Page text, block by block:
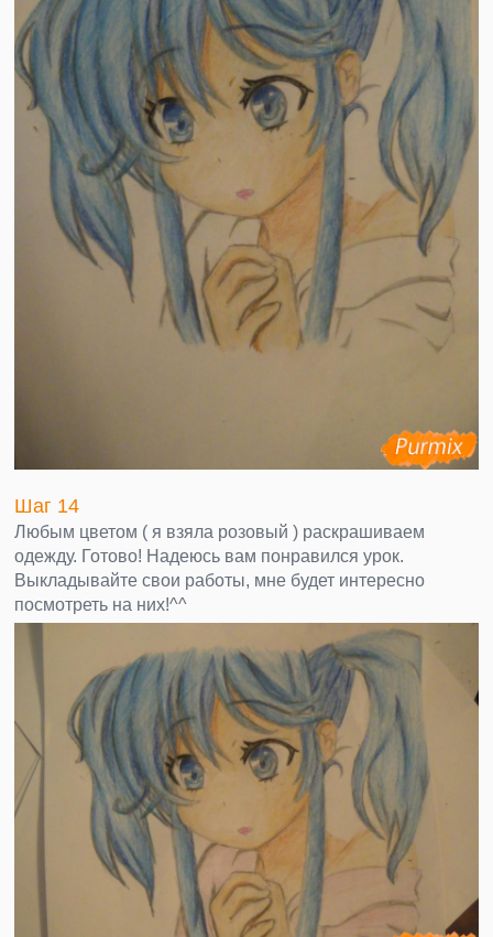
Шаг 14
Любым цветом ( я взяла розовый ) раскрашиваем
одежду. Готово! Надеюсь вам понравился урок.
Выкладывайте свои работы, мне будет интересно
посмотреть на них!^^